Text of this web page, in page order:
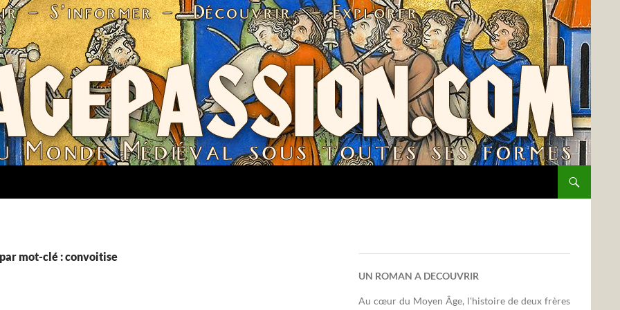
mot-clé : convoitise
UN ROMAN A DECOUVRIR
Au cœur du Moyen Âge, l'histoire de deux frères